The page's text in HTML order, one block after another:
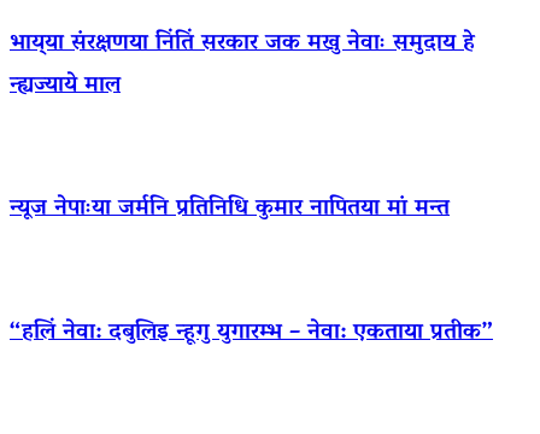
भाय्‌या संरक्षणया निंतिं सरकार जक मखु नेवाः समुदाय हे
न्ह्यज्याये माल
न्यूज नेपाःया जर्मनि प्रतिनिधि कुमार नापितया मां मन्त
“हलिं नेवा: दबुलिइ न्हूगु युगारम्भ – नेवा: एकताया प्रतीक”